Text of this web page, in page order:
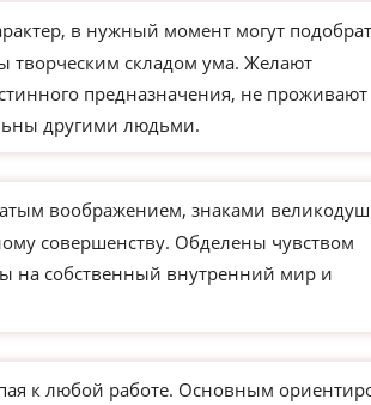
в нужный момент могут
творческим складом ума. Желают
предназначения, не проживают
другими людьми.
воображением, знаками
совершенству. Обделены чувством
на собственный внутренний мир и
к любой работе. Основным